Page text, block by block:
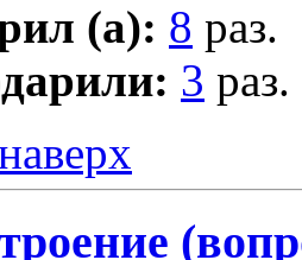
(а): 8 раз.
3 раз.